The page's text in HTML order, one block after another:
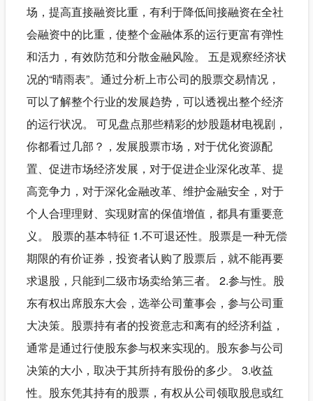
场，提高直接融资比重，有利于降低间接融资在全社
会融资中的比重，使整个金融体系的运行更富有弹性
和活力，有效防范和分散金融风险。 五是观察经济状
况的“晴雨表”。通过分析上市公司的股票交易情况，
可以了解整个行业的发展趋势，可以透视出整个经济
的运行状况。 可见盘点那些精彩的炒股题材电视剧，
你都看过几部？，发展股票市场，对于优化资源配
置、促进市场经济发展，对于促进企业深化改革、提
高竞争力，对于深化金融改革、维护金融安全，对于
个人合理理财、实现财富的保值增值，都具有重要意
义。 股票的基本特征 1.不可退还性。股票是一种无偿
期限的有价证券，投资者认购了股票后，就不能再要
求退股，只能到二级市场卖给第三者。 2.参与性。股
东有权出席股东大会，选举公司董事会，参与公司重
大决策。股票持有者的投资意志和离有的经济利益，
通常是通过行使股东参与权来实现的。股东参与公司
决策的大小，取决于其所持有股份的多少。 3.收益
性。股东凭其持有的股票，有权从公司领取股息或红